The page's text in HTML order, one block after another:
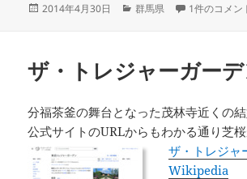
投
2014年4月30日
カ
ー
群馬県 茂林寺 への
1件のコメン
ザ・トレジャーガー
分福茶釜の舞台となった茂林寺近くの結
公式サイトのURLからもわかる通り芝桜
ザ・トレジャ
Wikipedia